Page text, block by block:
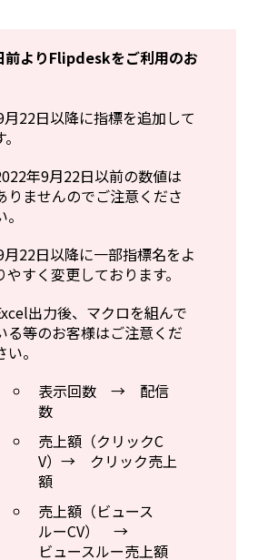
前よりFlipdeskをご利用のお
22日以降に指標を追加して
年9月22日以前の数値は
りませんのでご注意くださ
。
22日以降に一部指標名をよ
やすく変更しております。
出力後、マクロを組んで
る等のお客様はご注意くだ
い。
表示回数 → 配信
数
売上額（クリックC
V）→ クリック売上
額
売上額（ビュース
ルーCV） →
ビュースルー売上額